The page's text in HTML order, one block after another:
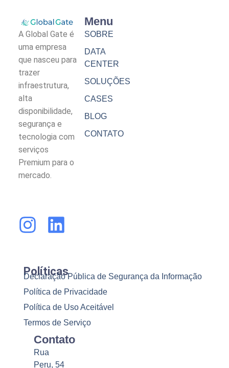
A Global Gate é
uma empresa
que nasceu para
trazer
infraestrutura,
alta
disponibilidade,
segurança e
tecnologia com
serviços
Premium para o
mercado.
Menu
SOBRE
DATA
CENTER
SOLUÇÕES
CASES
BLOG
CONTATO
Políticas
Declaração Pública de Segurança da Informação
Política de Privacidade
Política de Uso Aceitável
Termos de Serviço
Contato
Rua
Peru, 54